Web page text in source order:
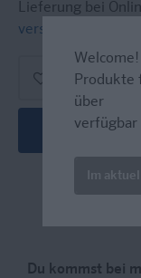
Lieferung bei
versandkostenfrei!
In den
Du kommst bei
Welcome!
Produkte
über
verfügbar
Im